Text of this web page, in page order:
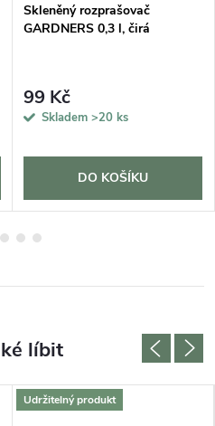
Skleněný rozprašovač
GARDNERS 0,3 l, čirá
99 Kč
Skladem >20 ks
DO KOŠÍKU
Udržitelný produkt